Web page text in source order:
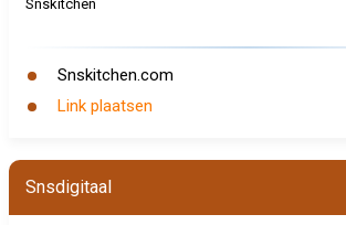
Snskitchen
Snskitchen.com
Link plaatsen
Snsdigitaal